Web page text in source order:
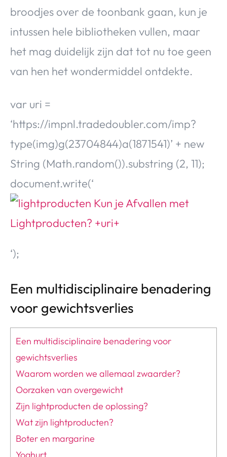
broodjes over de toonbank gaan, kun je
intussen hele bibliotheken vullen, maar
het mag duidelijk zijn dat tot nu toe geen
van hen het wondermiddel ontdekte.
var uri =
‘https://impnl.tradedoubler.com/imp?
type(img)g(23704844)a(1871541)’ + new
String (Math.random()).substring (2, 11);
document.write(‘
‘);
Een multidisciplinaire benadering
voor gewichtsverlies
Een multidisciplinaire benadering voor
gewichtsverlies
Waarom worden we allemaal zwaarder?
Oorzaken van overgewicht
Zijn lightproducten de oplossing?
Wat zijn lightproducten?
Boter en margarine